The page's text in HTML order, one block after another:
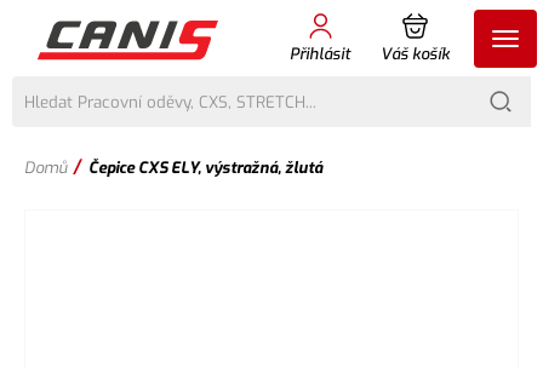
Přihlásit Váš košík
Domů / Čepice CXS ELY, výstražná, žlutá